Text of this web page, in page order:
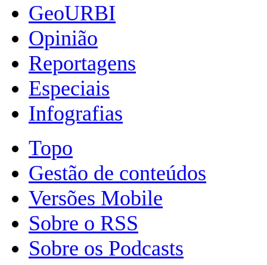
GeoURBI
Opinião
Reportagens
Especiais
Infografias
Topo
Gestão de conteúdos
Versões Mobile
Sobre o RSS
Sobre os Podcasts